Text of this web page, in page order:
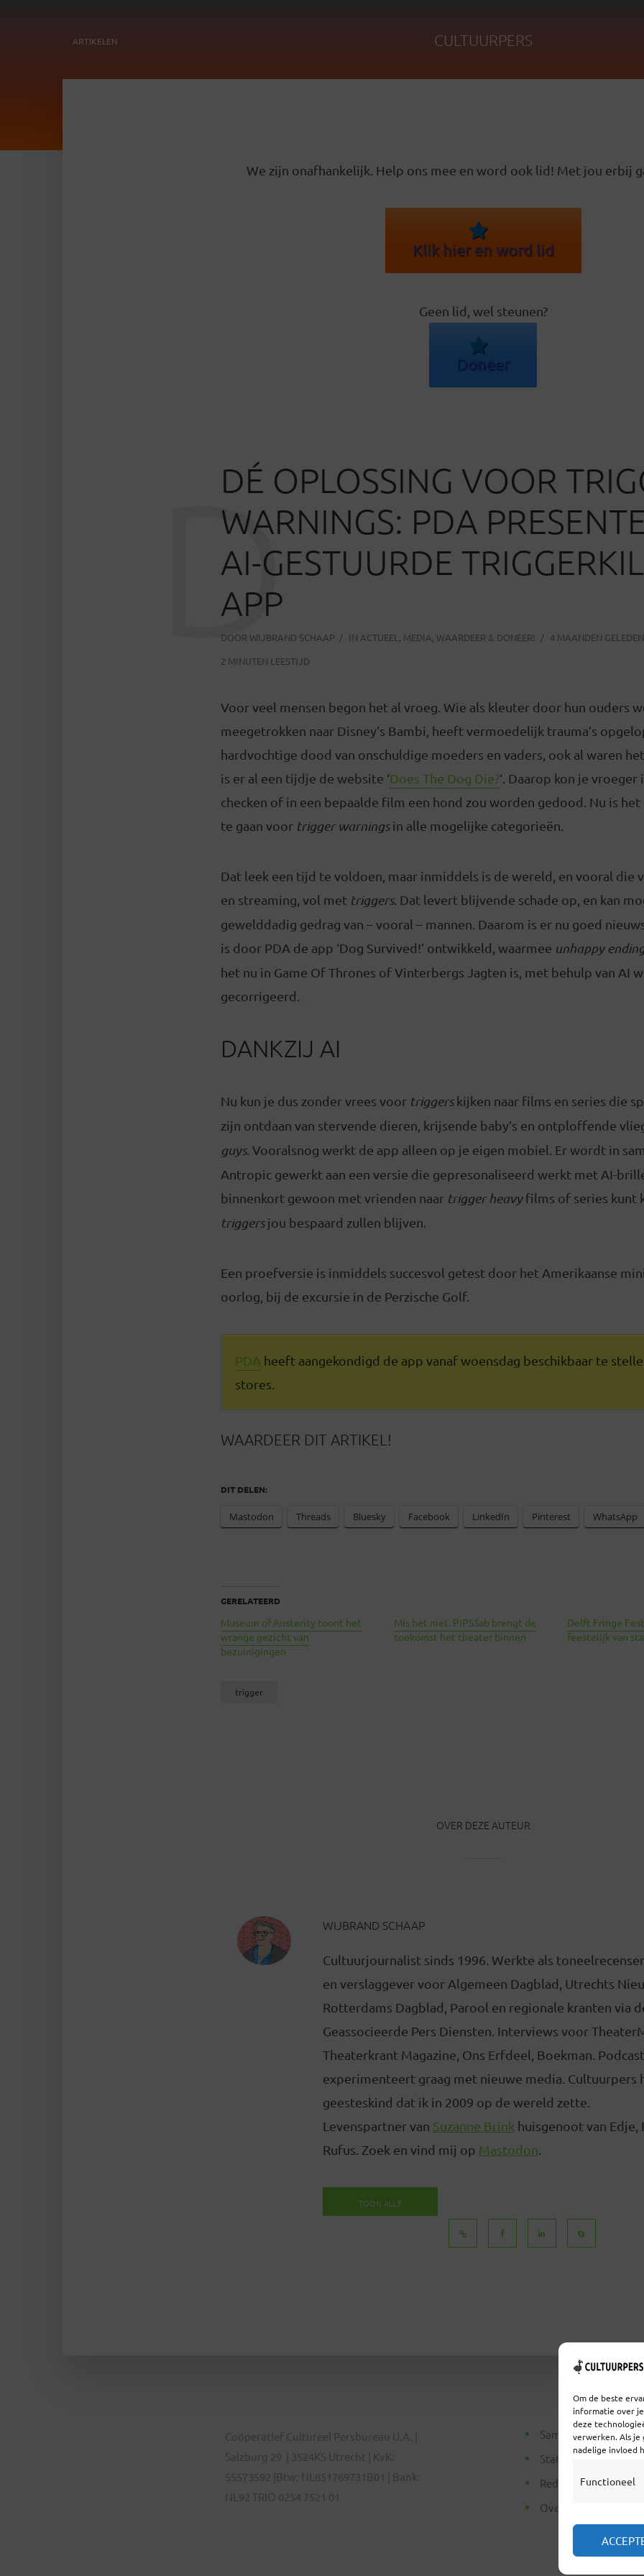
Om de beste
informatie over
deze
verwerken. Als
nadelige invloed
Functioneel
ARTIKELEN CULTUURPERS
We zijn onafhankelijk. Help ons mee en word ook lid! Met jou erbij
Klik hier en word lid
Geen lid, wel steunen?
Doneer
DÉ OPLOSSING VOOR
WARNINGS: PDA
AI-GESTUURDE
APP
DOOR WIJBRAND SCHAAP IN ACTUEEL , MEDIA, WAARDEER & DONEER!
4 MAANDEN GELEDEN
2 MINUTEN LEESTIJD
D
Voor veel mensen begon het al vroeg. Wie als kleuter door hun ouders
meegetrokken naar Disney’s Bambi, heeft vermoedelijk trauma’s
hardvochtige dood van onschuldige moeders en vaders, ook al waren
is er al een tijdje de website ‘Does The Dog Die?‘. Daarop kon je
checken of in een bepaalde film een hond zou worden gedood. Nu is
te gaan voor trigger warningsin alle mogelijke categorieën.
Dat leek een tijd te voldoen, maar inmiddels is de wereld, en vooral die
en streaming, vol met triggers. Dat levert blijvende schade op, en kan
gewelddadig gedrag van – vooral – mannen. Daarom is er nu goed
is door PDA de app ‘Dog Survived!’ ontwikkeld, waarmee unhappy
het nu in Game Of Thrones of Vinterbergs Jagten is, met behulp van AI
gecorrigeerd.
DANKZIJ AI
Nu kun je dus zonder vrees voor triggerskijken naar films en series die
zijn ontdaan van stervende dieren, krijsende baby’s en ontploffende
guys. Vooralsnog werkt de app alleen op je eigen mobiel. Er wordt in
Antropic gewerkt aan een versie die gepresonaliseerd werkt met AI-
binnenkort gewoon met vrienden naar trigger heavyfilms of series kunt
triggersjou bespaard zullen blijven.
Een proefversie is inmiddels succesvol getest door het Amerikaanse
oorlog, bij de excursie in de Perzische Golf.
PDA heeft aangekondigd de app vanaf woensdag beschikbaar te
stores.
WAARDEER DIT ARTIKEL!
DIT DELEN:
Mastodon Threads Bluesky Facebook LinkedIn Pinterest WhatsApp
GERELATEERD
Museum of Austerity toont het
wrange gezicht van
bezuinigingen
Mis het niet. PIPS:lab brengt de
toekomst het theater binnen
Delft Fringe
feestelijk van
trigger
OVER DEZE AUTEUR
WIJBRAND SCHAAP
Cultuurjournalist sinds 1996. Werkte als
en verslaggever voor Algemeen Dagblad, Utrechts
Rotterdams Dagblad, Parool en regionale kranten via
Geassocieerde Pers Diensten. Interviews voor
Theaterkrant Magazine, Ons Erfdeel, Boekman.
experimenteert graag met nieuwe media. Cultuurpers
geesteskind dat ik in 2009 op de wereld zette.
Levenspartner van Suzanne Brink huisgenoot van Edje,
Rufus. Zoek en vind mij op Mastodon.
TOON ALLE
Coöperatief Cultureel Persbureau U.A. |
Salzburg 29 | 3524KS Utrecht | KvK:
55573592 |Btw: NL851769731B01 | Bank:
NL92 TRIO 0254 7521 01
Samenwerken
Statuten
Redactiestatuut
Over Ons